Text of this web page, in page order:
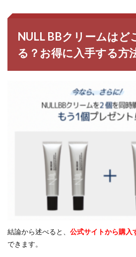
NULL BBクリームはど
る？お得に入手する方
結論から述べると、 公式サイトから購入
できます。